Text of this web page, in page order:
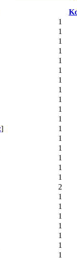
1
1
1
1
1
1
1
1
1
1
1
]
1
1
1
1
1
1
2
1
1
1
1
1
1
1